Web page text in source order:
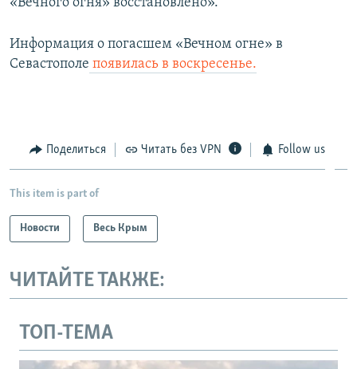
Информация о погасшем «Вечном огне» в
Севастополе появилась в воскресенье.
Поделиться Читать без VPN Follow us
This item is part of
Новости Весь Крым
ЧИТАЙТЕ ТАКЖЕ:
ТОП-ТЕМА